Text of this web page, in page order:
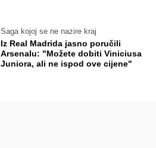
Saga kojoj se ne nazire kraj
Iz Real Madrida jasno poručili
Arsenalu: "Možete dobiti Viniciusa
Juniora, ali ne ispod ove cijene"